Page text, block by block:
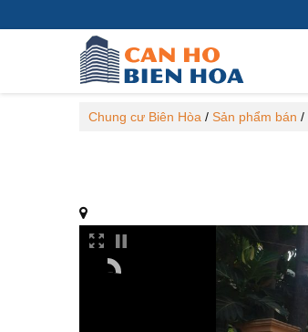
Chung cư Biên Hòa / Sản phẩm bán /